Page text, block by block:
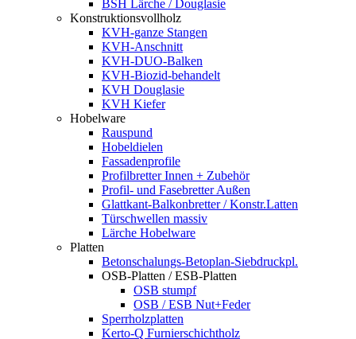
BSH Lärche / Douglasie
Konstruktionsvollholz
KVH-ganze Stangen
KVH-Anschnitt
KVH-DUO-Balken
KVH-Biozid-behandelt
KVH Douglasie
KVH Kiefer
Hobelware
Rauspund
Hobeldielen
Fassadenprofile
Profilbretter Innen + Zubehör
Profil- und Fasebretter Außen
Glattkant-Balkonbretter / Konstr.Latten
Türschwellen massiv
Lärche Hobelware
Platten
Betonschalungs-Betoplan-Siebdruckpl.
OSB-Platten / ESB-Platten
OSB stumpf
OSB / ESB Nut+Feder
Sperrholzplatten
Kerto-Q Furnierschichtholz